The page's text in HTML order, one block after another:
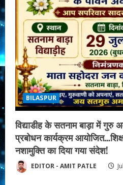
BILASPUR
विद्याडीह के सतनाम बाड़ा में गुरु
प्रबोधन कार्यक्रम
नशामुक्ति का दिया गया संदेश!
EDITOR - AMIT PATLE